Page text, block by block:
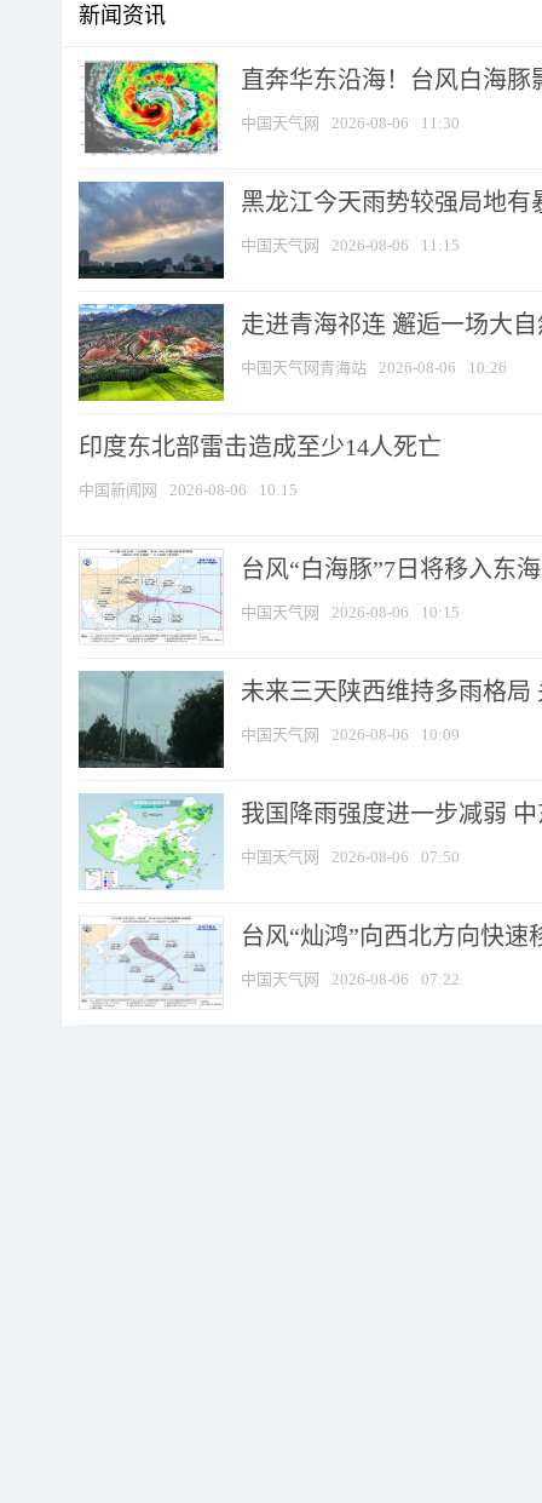
新闻资讯
直奔华东沿海！台风白海豚
中国天气网 2026-08-06 11:30
黑龙江今天雨势较强局地有
中国天气网 2026-08-06 11:15
走进青海祁连 邂逅一场大
中国天气网青海站 2026-08-06 10:26
印度东北部雷击造成至少14人死亡
中国新闻网 2026-08-06 10:15
台风“白海豚”7日将移入东
中国天气网 2026-08-06 10:15
未来三天陕西维持多雨格局
中国天气网 2026-08-06 10:09
我国降雨强度进一步减弱
中国天气网 2026-08-06 07:50
台风“灿鸿”向西北方向快
中国天气网 2026-08-06 07:22